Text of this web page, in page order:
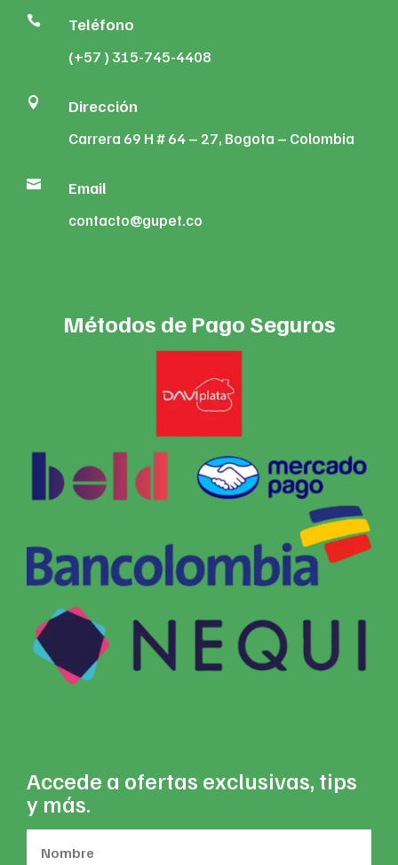
 Teléfono
(+57 ) 315-745-4408
 Dirección
Carrera 69 H # 64 – 27, Bogota – Colombia
 Email
contacto@gupet.co
Métodos de Pago Seguros
Accede a ofertas exclusivas, tips
y más.